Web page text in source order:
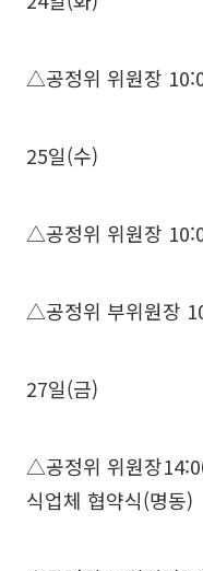
△공정위 위원장
25일(수)
△공정위 위원장
△공정위 부위원장
27일(금)
△공정위 위원장
식업체 협약식(명동)